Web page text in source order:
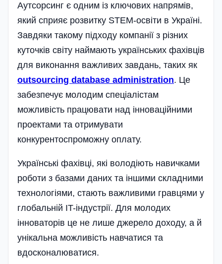
Аутсорсинг є одним із ключових напрямів,
який сприяє розвитку STEM-освіти в Україні.
Завдяки такому підходу компанії з різних
куточків світу наймають українських фахівців
для виконання важливих завдань, таких як
outsourcing database administration. Це
забезпечує молодим спеціалістам
можливість працювати над інноваційними
проектами та отримувати
конкурентоспроможну оплату.
Українські фахівці, які володіють навичками
роботи з базами даних та іншими складними
технологіями, стають важливими гравцями у
глобальній IT-індустрії. Для молодих
інноваторів це не лише джерело доходу, а й
унікальна можливість навчатися та
вдосконалюватися.